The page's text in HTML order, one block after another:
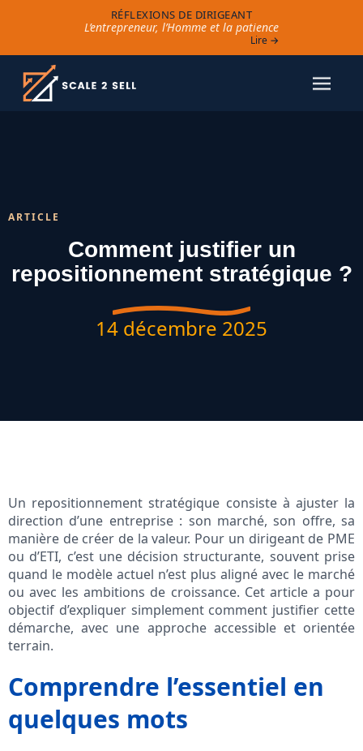
RÉFLEXIONS DE DIRIGEANT
L’entrepreneur, l’Homme et la patience
Lire →
ARTICLE
Comment justifier un
repositionnement stratégique ?
14 décembre 2025
Un repositionnement stratégique consiste à ajuster la
direction d’une entreprise : son marché, son offre, sa
manière de créer de la valeur. Pour un dirigeant de PME
ou d’ETI, c’est une décision structurante, souvent prise
quand le modèle actuel n’est plus aligné avec le marché
ou avec les ambitions de croissance. Cet article a pour
objectif d’expliquer simplement comment justifier cette
démarche, avec une approche accessible et orientée
terrain.
Comprendre l’essentiel en
quelques mots